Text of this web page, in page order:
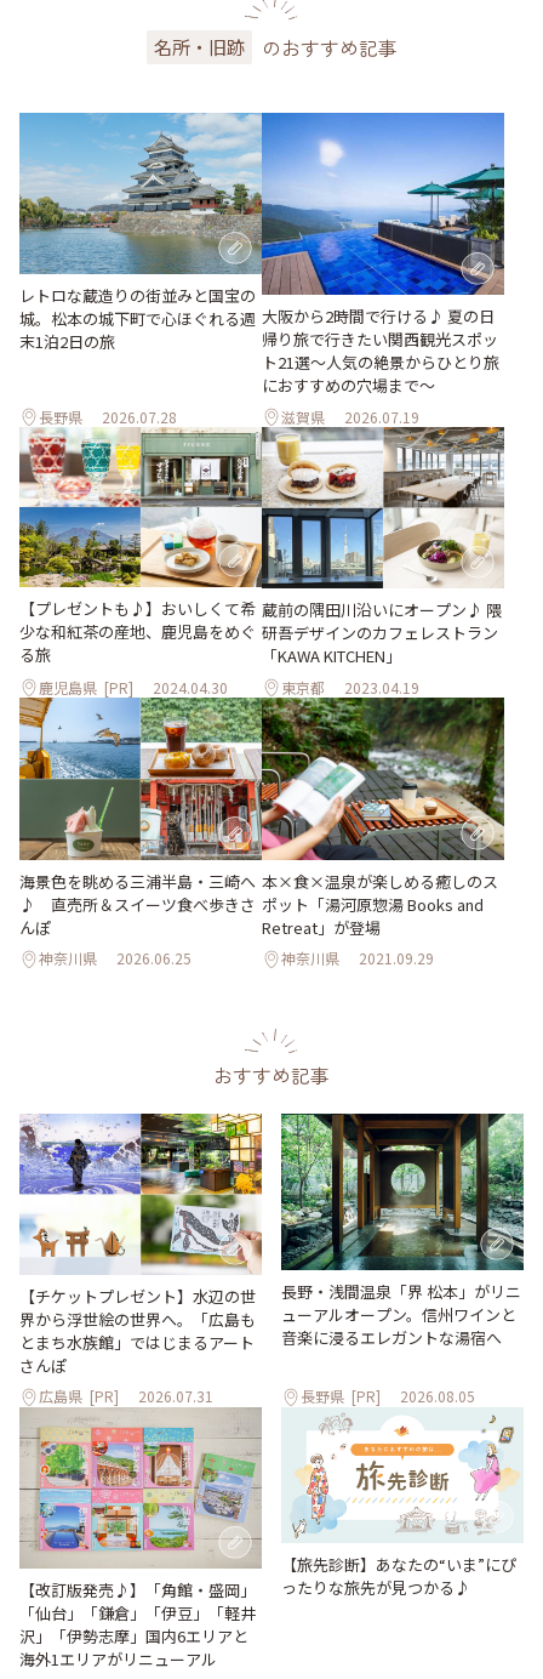
名所・旧跡 のおすすめ記事
レトロな蔵造りの街並みと国宝の
城。松本の城下町で心ほぐれる週
末1泊2日の旅
長野県 2026.07.28
大阪から2時間で行ける♪ 夏の日
帰り旅で行きたい関西観光スポッ
ト21選～人気の絶景からひとり旅
におすすめの穴場まで～
滋賀県 2026.07.19
【プレゼントも♪】おいしくて希
少な和紅茶の産地、鹿児島をめぐ
る旅
鹿児島県 [PR] 2024.04.30
蔵前の隅田川沿いにオープン♪ 隈
研吾デザインのカフェレストラン
「KAWA KITCHEN」
東京都 2023.04.19
海景色を眺める三浦半島・三崎へ
♪ 直売所＆スイーツ食べ歩きさ
んぽ
神奈川県 2026.06.25
本×食×温泉が楽しめる癒しのス
ポット「湯河原惣湯 Books and
Retreat」が登場
神奈川県 2021.09.29
おすすめ記事
【チケットプレゼント】水辺の世
界から浮世絵の世界へ。「広島も
とまち水族館」ではじまるアート
さんぽ
広島県 [PR] 2026.07.31
長野・浅間温泉「界 松本」がリニ
ューアルオープン。信州ワインと
音楽に浸るエレガントな湯宿へ
長野県 [PR] 2026.08.05
【改訂版発売♪】「角館・盛岡」
「仙台」「鎌倉」「伊豆」「軽井
沢」「伊勢志摩」国内6エリアと
海外1エリアがリニューアル
【旅先診断】あなたの“いま”にぴ
ったりな旅先が見つかる♪